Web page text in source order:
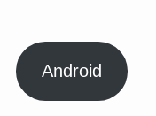
Android